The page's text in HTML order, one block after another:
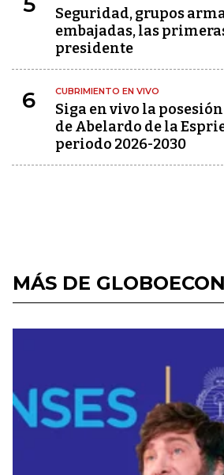
Seguridad, grupos
embajadas, las
presidente
6 CUBRIMIENTO EN VIVO
Siga en vivo la
de Abelardo de la
periodo 2026-2030
MÁS DE